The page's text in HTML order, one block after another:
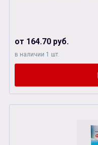
от 164.70 руб.
в наличии 1 шт.